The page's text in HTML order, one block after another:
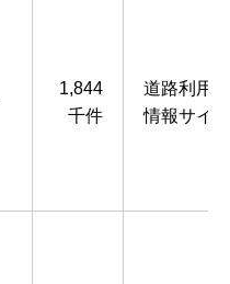
1,844
千件
道路利用
情報サイト